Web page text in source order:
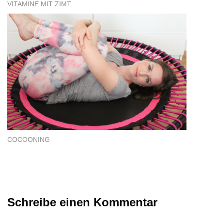
VITAMINE MIT ZIMT
COCOONING
Schreibe einen Kommentar